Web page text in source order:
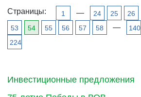
Инвестиционные предложения
Страницы: 1 — 24 25 26
53
54 55 56 57 58 — 140
224